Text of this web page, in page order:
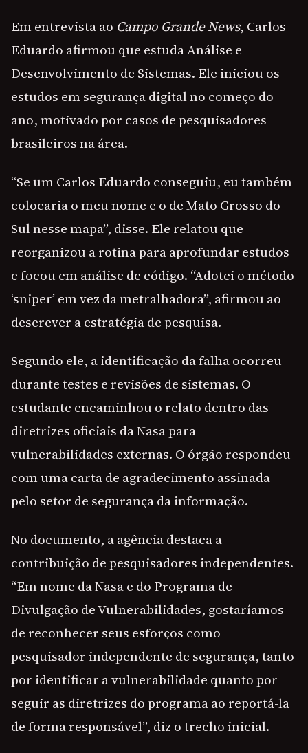
Em entrevista ao Campo Grande News, Carlos
Eduardo afirmou que estuda Análise e
Desenvolvimento de Sistemas. Ele iniciou os
estudos em segurança digital no começo do
ano, motivado por casos de pesquisadores
brasileiros na área.
“Se um Carlos Eduardo conseguiu, eu também
colocaria o meu nome e o de Mato Grosso do
Sul nesse mapa”, disse. Ele relatou que
reorganizou a rotina para aprofundar estudos
e focou em análise de código. “Adotei o método
‘sniper’ em vez da metralhadora”, afirmou ao
descrever a estratégia de pesquisa.
Segundo ele, a identificação da falha ocorreu
durante testes e revisões de sistemas. O
estudante encaminhou o relato dentro das
diretrizes oficiais da Nasa para
vulnerabilidades externas. O órgão respondeu
com uma carta de agradecimento assinada
pelo setor de segurança da informação.
No documento, a agência destaca a
contribuição de pesquisadores independentes.
“Em nome da Nasa e do Programa de
Divulgação de Vulnerabilidades, gostaríamos
de reconhecer seus esforços como
pesquisador independente de segurança, tanto
por identificar a vulnerabilidade quanto por
seguir as diretrizes do programa ao reportá-la
de forma responsável”, diz o trecho inicial.